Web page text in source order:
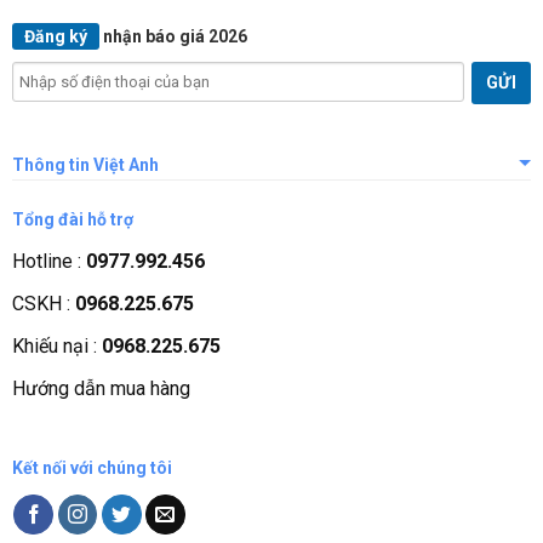
Đăng ký nhận báo giá 2026
Thông tin Việt Anh
Giới thiệu công ty
Tầm nhìn sứ mệnh
Quá trình phát triển
Các chứng nhận
Liên hệ, góp ý
Tổng đài hỗ trợ
Hotline : 0977.992.456
CSKH : 0968.225.675
Khiếu nại : 0968.225.675
Hướng dẫn mua hàng
Kết nối với chúng tôi